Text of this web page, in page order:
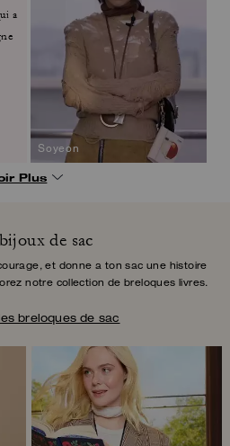
a
Soyeon
Plus
de sac
et donne a ton sac une histoire
notre collection de breloques livres.
breloques de sac